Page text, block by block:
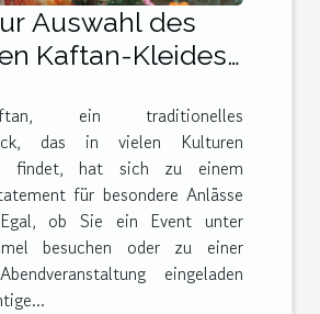
Auswahl des
Kaftan-Kleides
ein traditionelles
das in vielen Kulturen
findet, hat sich zu einem
für besondere Anlässe
ob Sie ein Event unter
besuchen oder zu einer
eingeladen